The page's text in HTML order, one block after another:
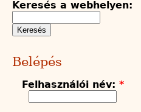
Keresés a webhelyen:
Belépés
Felhasználói név: *